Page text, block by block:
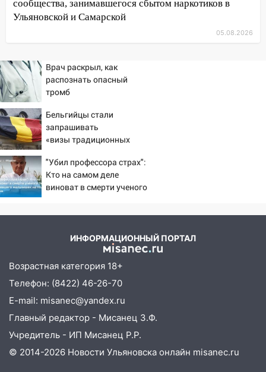
регионе
09:39
В Ульяновске будут судить десять
наркодилеров, снабжавших две области
09:25
Вынесли приговор дебоширам,
избившим мужчину в трамвае
08:27
Ульяновская полиция получила
один из шести уникальных автомобилей
в России
07:02
Жара отступит: какой будет
погода в Ульяновске днем 5 августа
06:10 Двое мигрантов изнасиловали 13-
летнюю девочку в центре Ульяновска
Мертвеца выкопали, посадили в
мешок и попытались утопить в Волге
05:30 Астрологи назвали самый
опасный день августа: что ждет каждый
знак 5 августа
04.08.2026
23:27 Прокуратура проверяет
сообщества, занимавшегося сбытом наркотиков в
Ульяновской и Самарской
05.08.2026
Врач раскрыл, как
распознать опасный
тромб
Бельгийцы стали
запрашивать
«визы традиционных
РФ
"Убил профессора страх":
Кто на самом деле
виноват в смерти ученого
ИНФОРМАЦИОННЫЙ ПОРТАЛ
Возрастная категория 18+
Телефон: (8422) 46-26-70
E-mail: misanec@yandex.ru
Главный редактор - Мисанец З.Ф.
Учредитель - ИП Мисанец Р.Р.
© 2014-2026 Новости Ульяновска онлайн misanec.ru